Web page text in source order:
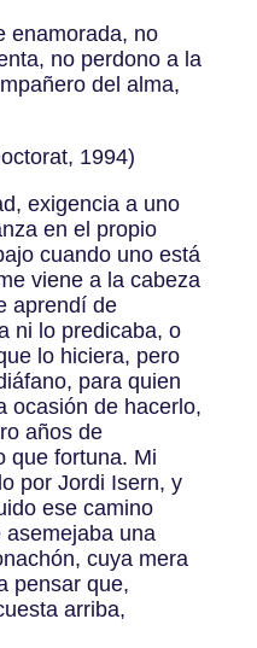
enamorada, no
no perdono a la
del alma,
1994)
exigencia a uno
en el propio
cuando uno está
viene a la cabeza
aprendí de
ni lo predicaba, o
lo hiciera, pero
para quien
ocasión de hacerlo,
años de
que fortuna. Mi
por Jordi Isern, y
ese camino
asemejaba una
cuya mera
pensar que,
arriba,